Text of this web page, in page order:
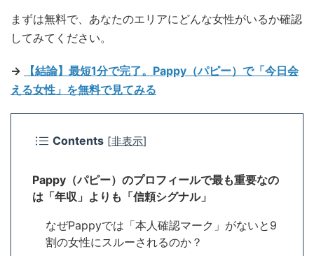
まずは無料で、あなたのエリアにどんな女性がいるか確認
してみてください。
→
【結論】最短1分で完了。Pappy（パピー）で「今日会
える女性」を無料で見てみる
Contents [非表示]
Pappy（パピー）のプロフィールで最も重要なの
は「年収」よりも「信頼シグナル」
なぜPappyでは「本人確認マーク」がないと9
割の女性にスルーされるのか？